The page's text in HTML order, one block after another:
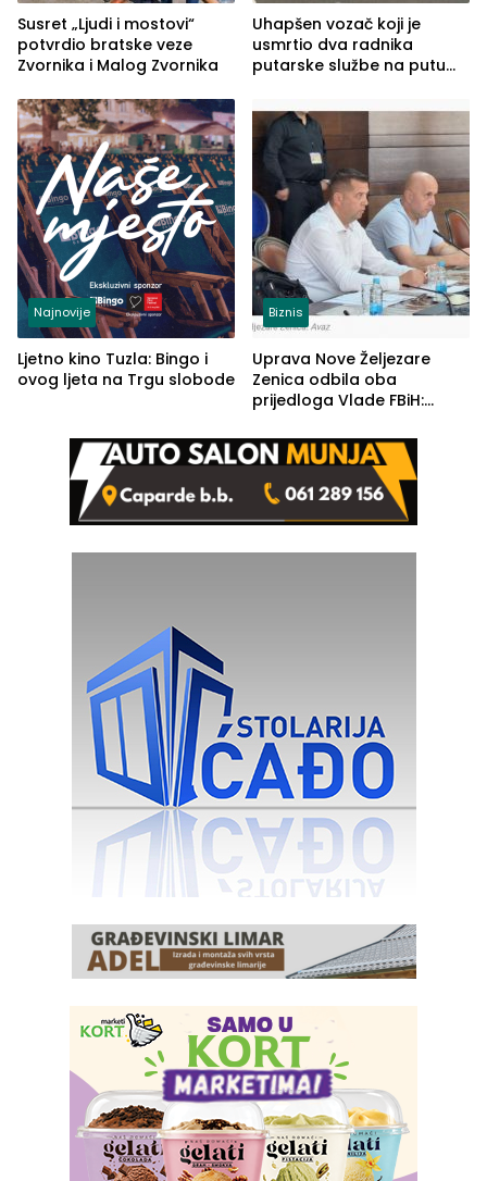
Susret „Ljudi i mostovi“
potvrdio bratske veze
Zvornika i Malog Zvornika
Uhapšen vozač koji je
usmrtio dva radnika
putarske službe na putu
(FOTO)
Najnovije
Ljetno kino Tuzla: Bingo i
ovog ljeta na Trgu slobode
Biznis
Uprava Nove Željezare
Zenica odbila oba
prijedloga Vlade FBiH:
rješenje